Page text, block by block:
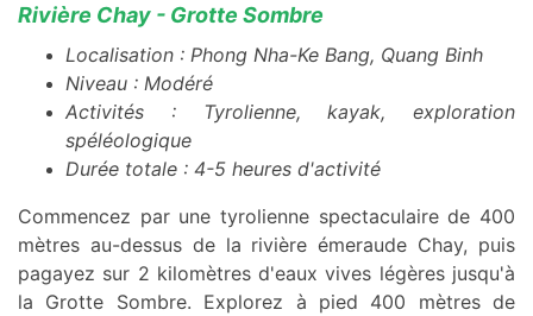
Rivière Chay - Grotte Sombre
Localisation : Phong Nha-Ke Bang, Quang Binh
Niveau : Modéré
Activités : Tyrolienne, kayak, exploration
spéléologique
Durée totale : 4-5 heures d'activité
Commencez par une tyrolienne spectaculaire de 400
mètres au-dessus de la rivière émeraude Chay, puis
pagayez sur 2 kilomètres d'eaux vives légères jusqu'à
la Grotte Sombre. Explorez à pied 400 mètres de